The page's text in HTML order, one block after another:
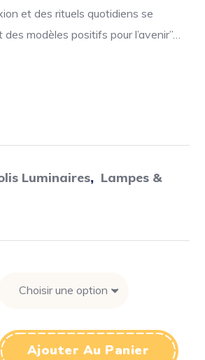
et des rituels quotidiens se
modèles positifs pour l’avenir”…
Luminaires, Lampes &
Ajouter Au Panier